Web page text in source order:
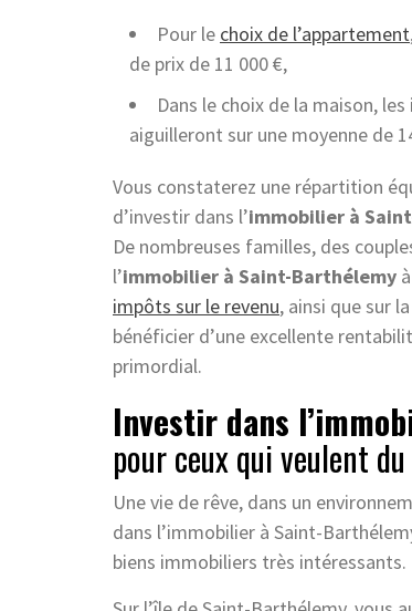
Pour le choix de l’appartement
de prix de 11 000 €,
Dans le choix de la maison,
aiguilleront sur une moyenne de
Vous constaterez une répartition
d’investir dans l’immobilier à
De nombreuses familles, des
l’immobilier à Saint-Barthélemy
impôts sur le revenu, ainsi que sur
bénéficier d’une excellente
primordial.
Investir dans
pour ceux qui veulent
Une vie de rêve, dans un
dans l’immobilier à Saint-
biens immobiliers très intéressants.